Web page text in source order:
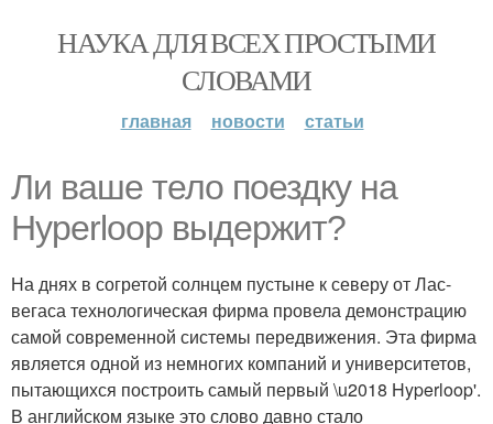
НАУКА ДЛЯ ВСЕХ ПРОСТЫМИ
СЛОВАМИ
главная новости статьи
Ли ваше тело поездку на
Hyperloop выдержит?
На днях в согретой солнцем пустыне к северу от Лас-
вегаса технологическая фирма провела демонстрацию
самой современной системы передвижения. Эта фирма
является одной из немногих компаний и университетов,
пытающихся построить самый первый \u2018 Hyperloop'.
В английском языке это слово давно стало